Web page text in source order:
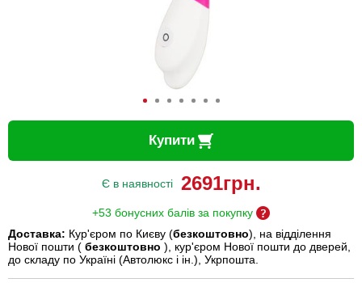
Купити
Є в наявності 2691грн.
+53 бонусних балів за покупку
Доставка: Кур'єром по Києву (безкоштовно), на відділення
Нової пошти ( безкоштовно ), кур'єром Нової пошти до дверей,
до складу по Україні (Автолюкс і ін.), Укрпошта.